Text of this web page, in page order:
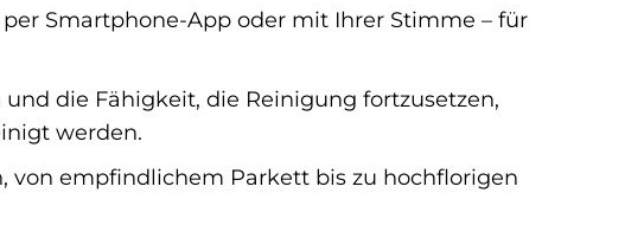
Smartphone-App oder mit Ihrer Stimme – für
die Fähigkeit, die Reinigung fortzusetzen,
werden.
von empfindlichem Parkett bis zu hochflorigen